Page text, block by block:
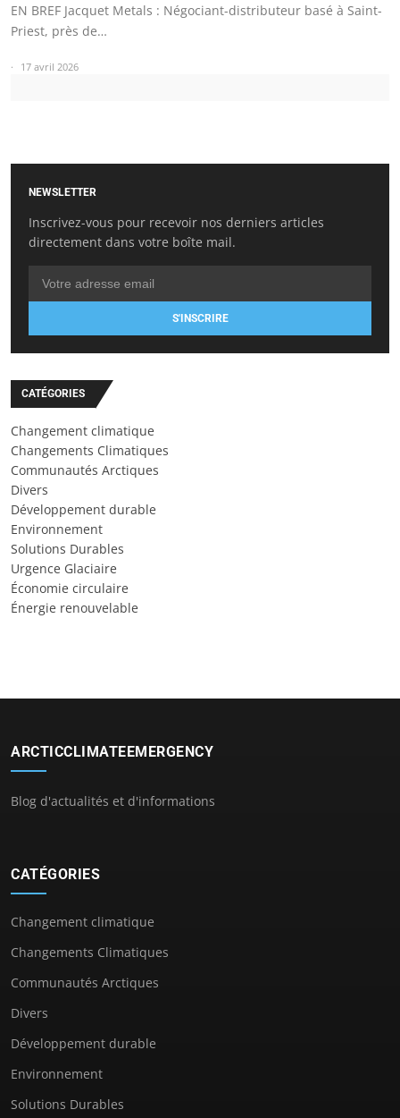
EN BREF Jacquet Metals : Négociant-distributeur basé à Saint-
Priest, près de…
17 avril 2026
NEWSLETTER
Inscrivez-vous pour recevoir nos derniers articles
directement dans votre boîte mail.
S'INSCRIRE
CATÉGORIES
Changement climatique
Changements Climatiques
Communautés Arctiques
Divers
Développement durable
Environnement
Solutions Durables
Urgence Glaciaire
Économie circulaire
Énergie renouvelable
ARCTICCLIMATEEMERGENCY
Blog d'actualités et d'informations
CATÉGORIES
Changement climatique
Changements Climatiques
Communautés Arctiques
Divers
Développement durable
Environnement
Solutions Durables